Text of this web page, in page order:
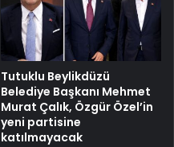
Tutuklu Beylikdüzü
Belediye Başkanı Mehmet
Murat Çalık, Özgür Özel’in
yeni partisine
katılmayacak